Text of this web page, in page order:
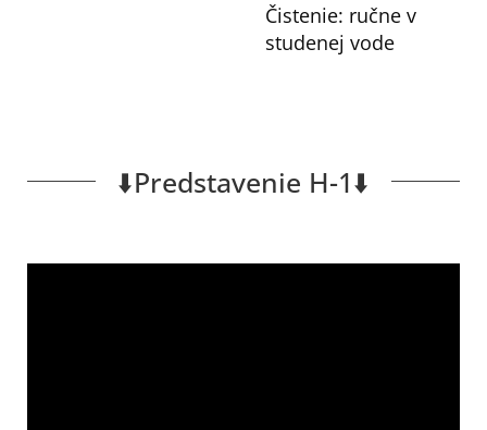
Čistenie: ručne v
studenej vode
⬇️Predstavenie H-1⬇️